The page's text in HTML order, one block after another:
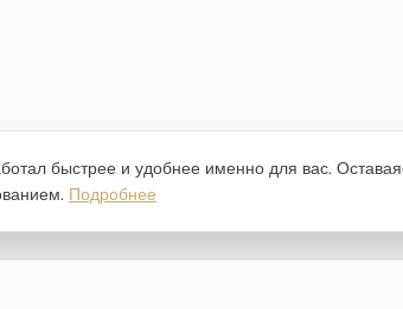
быстрее и удобнее именно для вас.
Подробнее